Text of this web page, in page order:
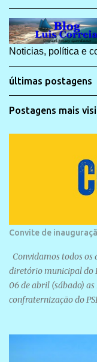
Noticias, política e
últimas postagens
Postagens mais
Convite de
Convidamos todos
diretório municipal do
06 de abril (sábado) as
confraternização do